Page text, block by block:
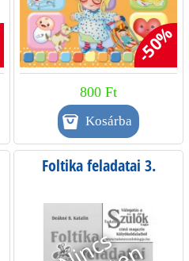
-50%
800 Ft
Foltika feladatai 3.